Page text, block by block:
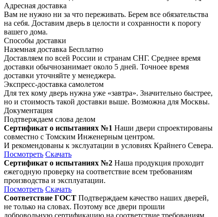
Адресная доставка
Вам не нужно ни за что переживать. Берем все обязательства
на себя. Доставим дверь в целости и сохранности к порогу
вашего дома.
Способы доставки
Наземная доставка Бесплатно
Доставляем по всей России и странам СНГ. Среднее время
доставки обычнозанимает около 5 дней. Точноее время
доставки уточняйте у менеджера.
Экспресс-доставка самолетом
Для тех кому дверь нужна уже «завтра». Значительно быстрее,
но и стоимость такой доставки выше. Возможна для Москвы.
Документация
Подтверждаем слова делом
Сертификат о испытаниях №1 Наши двери спроектированы
совместно с Томским Инженерным центром.
И рекомендованы к экслуатации в условиях Крайнего Севера.
Посмотреть Скачать
Сертификат о испытаниях №2 Наша продукция проходит
ежегодную проверку на соответствие всем требованиям
производства и эксплуатации.
Посмотреть Скачать
Соответствие ГОСТ Подтверждаем качество наших дверей,
не только на словах. Поэтому все двери прошли
добровольную сертификацию на соответствие требованиям